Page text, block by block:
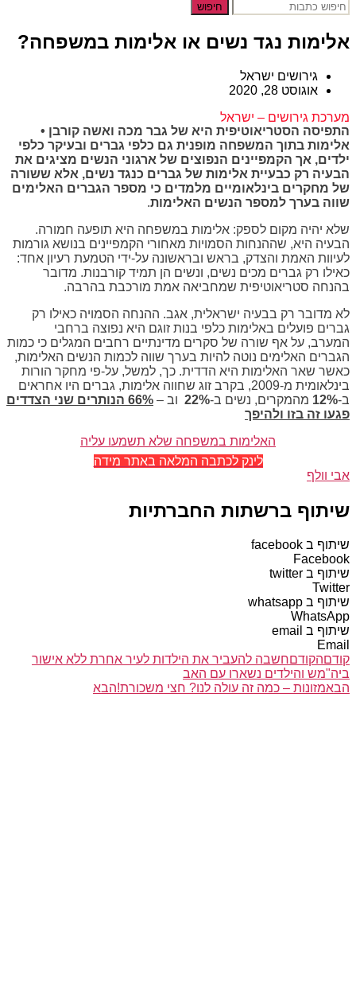
חיפוש
אלימות נגד נשים או אלימות במשפחה?
גירושים ישראל
אוגוסט 28, 2020
מערכת גירושים – ישראל
התפיסה הסטריאוטיפית היא של גבר מכה ואשה קורבן •
אלימות בתוך המשפחה מופנית גם כלפי גברים ובעיקר כלפי
ילדים, אך הקמפיינים הנפוצים של ארגוני הנשים מציגים את
הבעיה רק כבעיית אלימות של גברים כנגד נשים, אלא ששורה
של מחקרים בינלאומיים מלמדים כי מספר הגברים האלימים
שווה בערך למספר הנשים האלימות.
שלא יהיה מקום לספק: אלימות במשפחה היא תופעה חמורה.
הבעיה היא, שההנחות הסמויות מאחורי הקמפיינים בנושא גורמות
לעיוות האמת והצדק, בראש ובראשונה על-ידי הטמעת רעיון אחד:
כאילו רק גברים מכים נשים, ונשים הן תמיד קורבנות. מדובר
בהנחה סטריאוטיפית שמחביאה אמת מורכבת בהרבה.
לא מדובר רק בבעיה ישראלית, אגב. ההנחה הסמויה כאילו רק
גברים פועלים באלימות כלפי בנות זוגם היא נפוצה ברחבי
המערב, על אף שורה של סקרים מדינתיים רחבים המגלים כי כמות
הגברים האלימים נוטה להיות בערך שווה לכמות הנשים האלימות,
כאשר שאר האלימות היא הדדית. כך, למשל, על-פי מחקר הורות
בינלאומית מ-2009, בקרב זוג שחווה אלימות, גברים היו אחראים
ב-12% מהמקרים, נשים ב-22% וב –
66% הנותרים שני הצדדים
פגעו זה בזו ולהיפך
האלימות במשפחה שלא תשמעו עליה
לינק לכתבה המלאה באתר מידה
אבי וולף
שיתוף ברשתות החברתיות
שיתוף ב facebook
Facebook
שיתוף ב twitter
Twitter
שיתוף ב whatsapp
WhatsApp
שיתוף ב email
Email
קודםהקודםחשבה להעביר את הילדות לעיר אחרת ללא אישור
ביה"מש והילדים נשארו עם האב
הבאמזונות – כמה זה עולה לנו? חצי משכורת!הבא